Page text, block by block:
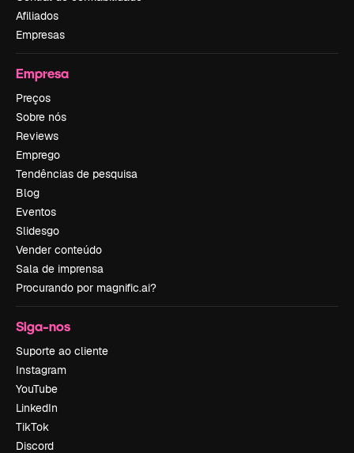
Afiliados
Empresas
Empresa
Preços
Sobre nós
Reviews
Emprego
Tendências de pesquisa
Blog
Eventos
Slidesgo
Vender conteúdo
Sala de imprensa
Procurando por magnific.ai?
Siga-nos
Suporte ao cliente
Instagram
YouTube
LinkedIn
TikTok
Discord